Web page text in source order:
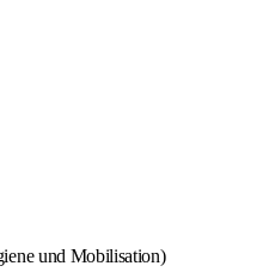
und Mobilisation)